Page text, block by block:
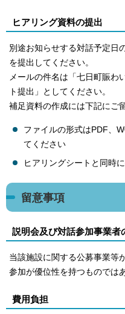
ヒアリング資料の提出
別途お知らせする対話予定日
を提出してください。
メールの件名は「七日町賑わ
ト提出」としてください。
補足資料の作成には下記にご
ファイルの形式はPDF、
てください
ヒアリングシートと同時
留意事項
説明会及び対話参加事業者
当該施設に関する公募事業等
参加が優位性を持つものでは
費用負担